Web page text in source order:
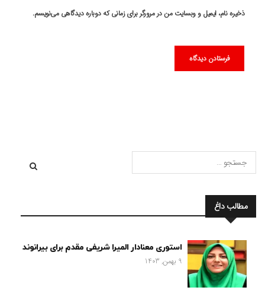
ذخیره نام، ایمیل و وبسایت من در مرورگر برای زمانی که دوباره دیدگاهی می‌نویسم.
مطالب داغ
استوری معنادار المیرا شریفی مقدم برای بیرانوند
9 بهمن, 1403